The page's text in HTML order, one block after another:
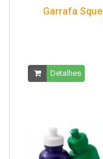
Garrafa
Detalhes